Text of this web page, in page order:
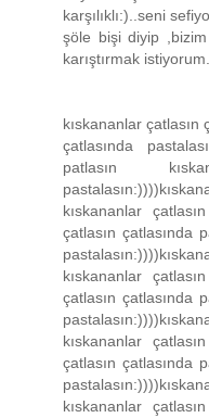
karşılıklı:)..seni
şöle bişi diyip ,bizim
karıştırmak
kıskananlar çatlasın
çatlasında
patlasın
kıskananlar
çatlasın çatlasında
kıskananlar
çatlasın çatlasında
kıskananlar
çatlasın çatlasında
kıskananlar